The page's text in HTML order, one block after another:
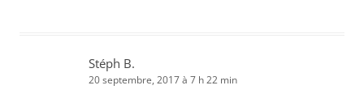
Stéph B.
20 septembre, 2017 à 7 h 22 min